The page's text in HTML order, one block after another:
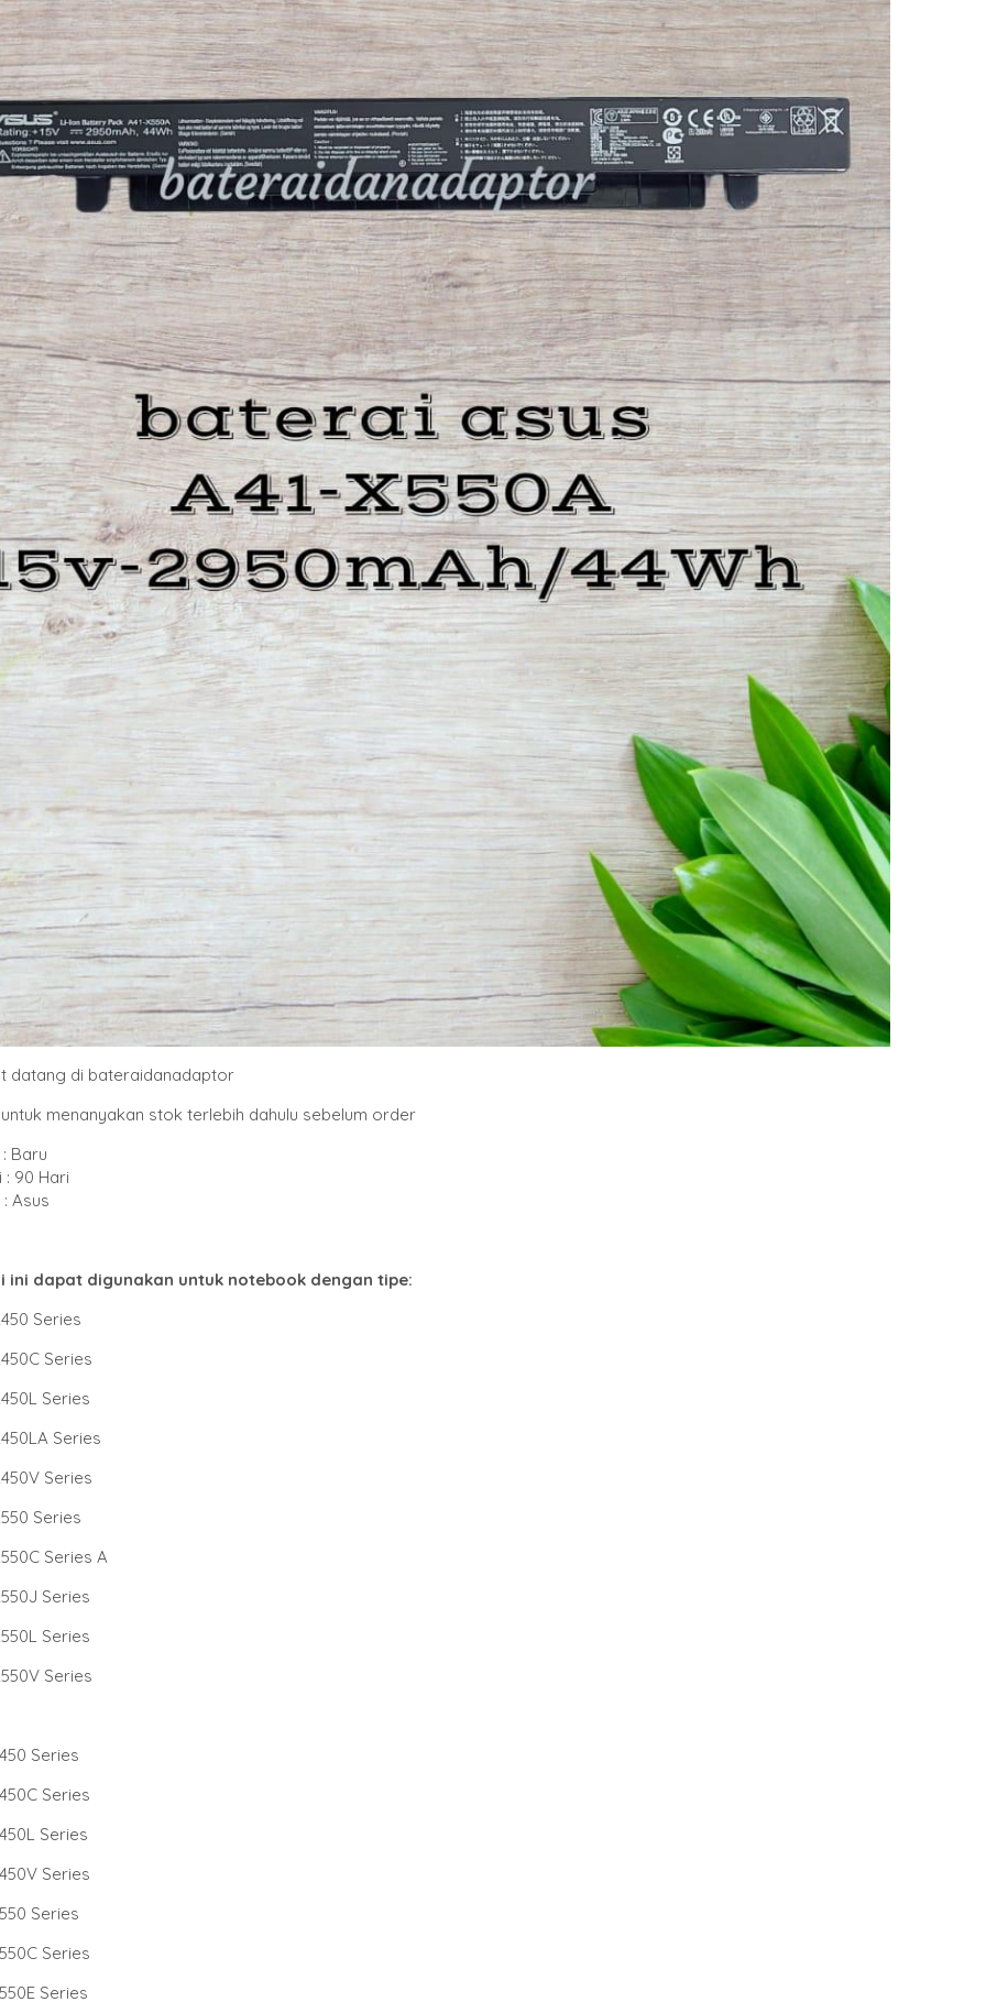
datang di bateraidanadaptor
menanyakan stok terlebih dahulu sebelum order
Baru
: 90 Hari
Asus
ini dapat digunakan untuk notebook dengan tipe:
Series
Series
Series
Series
Series
Series
Series A
Series
Series
Series
Series
Series
Series
Series
Series
Series
Series
(Lampung)
pertama belanja via
mana baterai yang
ketemunya di
Tidak salah pilih
yang dijual berkualitas
mau cari sparepart
kesini aja deh.smoga
pembelinya .Terima